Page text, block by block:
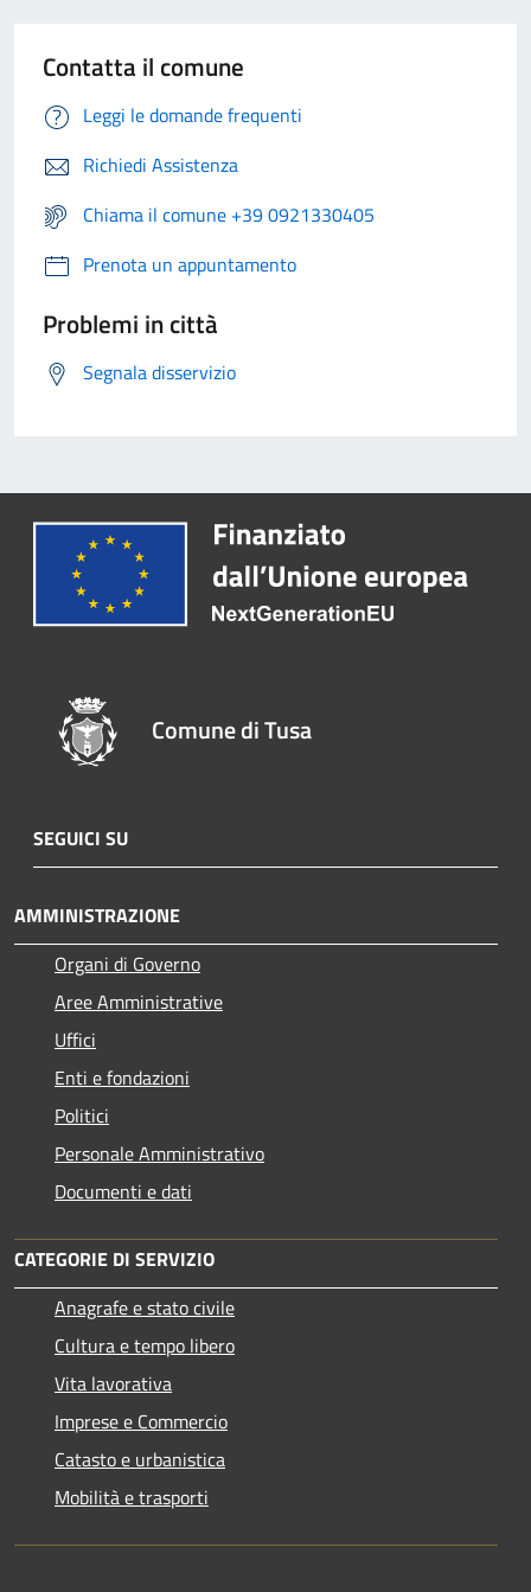
Contatta il comune
Leggi le domande frequenti
Richiedi Assistenza
Chiama il comune +39 0921330405
Prenota un appuntamento
Problemi in città
Segnala disservizio
Comune di Tusa
SEGUICI SU
AMMINISTRAZIONE
Organi di Governo
Aree Amministrative
Uffici
Enti e fondazioni
Politici
Personale Amministrativo
Documenti e dati
CATEGORIE DI SERVIZIO
Anagrafe e stato civile
Cultura e tempo libero
Vita lavorativa
Imprese e Commercio
Catasto e urbanistica
Mobilità e trasporti